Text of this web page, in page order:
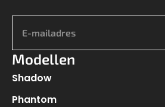
Modellen
Shadow
Phantom